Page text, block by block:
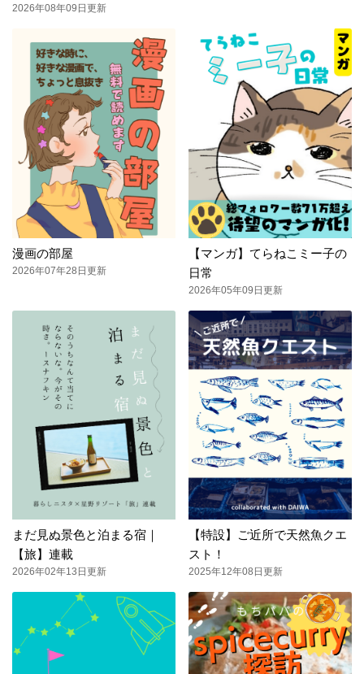
2026年08年09日更新
漫画の部屋
2026年07年28日更新
【マンガ】てらねこミー子の
日常
2026年05年09日更新
まだ見ぬ景色と泊まる宿｜
【旅】連載
2026年02年13日更新
【特設】ご近所で天然魚クエ
スト！
2025年12年08日更新